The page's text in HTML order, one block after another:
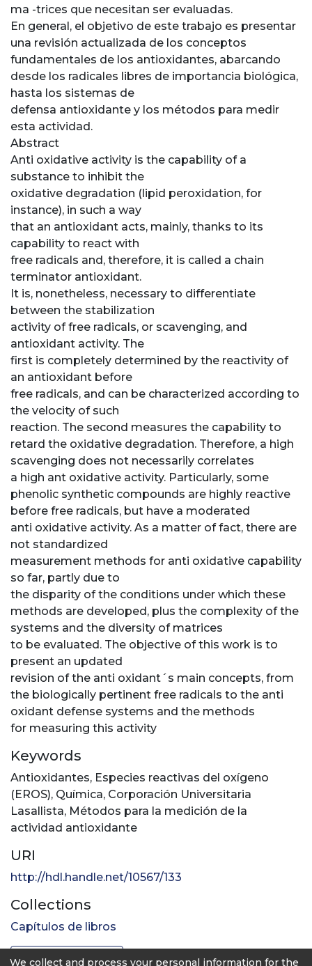
ma -trices que necesitan ser evaluadas.
En general, el objetivo de este trabajo es presentar
una revisión actualizada de los conceptos
fundamentales de los antioxidantes, abarcando
desde los radicales libres de importancia biológica,
hasta los sistemas de
defensa antioxidante y los métodos para medir
esta actividad.
Abstract
Anti oxidative activity is the capability of a
substance to inhibit the
oxidative degradation (lipid peroxidation, for
instance), in such a way
that an antioxidant acts, mainly, thanks to its
capability to react with
free radicals and, therefore, it is called a chain
terminator antioxidant.
It is, nonetheless, necessary to differentiate
between the stabilization
activity of free radicals, or scavenging, and
antioxidant activity. The
first is completely determined by the reactivity of
an antioxidant before
free radicals, and can be characterized according to
the velocity of such
reaction. The second measures the capability to
retard the oxidative degradation. Therefore, a high
scavenging does not necessarily correlates
a high ant oxidative activity. Particularly, some
phenolic synthetic compounds are highly reactive
before free radicals, but have a moderated
anti oxidative activity. As a matter of fact, there are
not standardized
measurement methods for anti oxidative capability
so far, partly due to
the disparity of the conditions under which these
methods are developed, plus the complexity of the
systems and the diversity of matrices
to be evaluated. The objective of this work is to
present an updated
revision of the anti oxidant´s main concepts, from
the biologically pertinent free radicals to the anti
oxidant defense systems and the methods
for measuring this activity
Keywords
Antioxidantes, Especies reactivas del oxígeno
(EROS), Química, Corporación Universitaria
Lasallista, Métodos para la medición de la
actividad antioxidante
URI
http://hdl.handle.net/10567/133
Collections
Capítulos de libros
Full item page
We collect and process your personal information for the